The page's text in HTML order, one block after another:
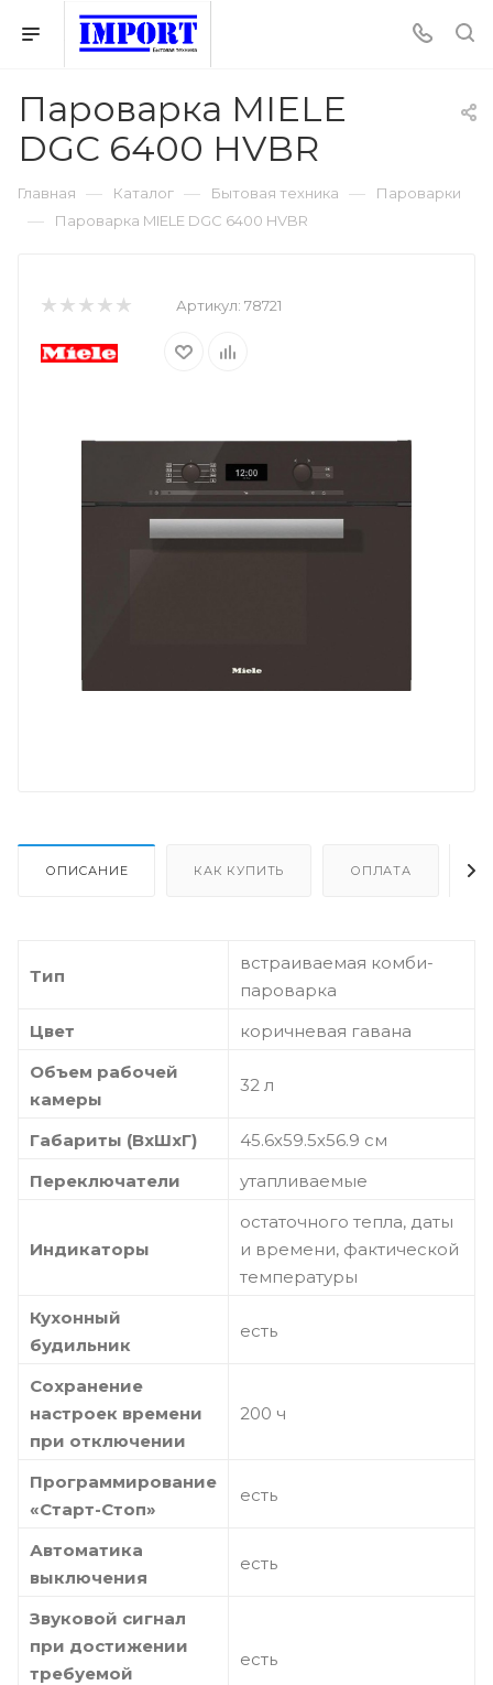
Пароварка MIELE
DGC 6400 HVBR
Главная — Каталог — Бытовая техника — Пароварки
— Пароварка MIELE DGC 6400 HVBR
Артикул: 78721
ОПИСАНИЕ КАК КУПИТЬ ОПЛАТА
Тип
встраиваемая комби-
пароварка
Цвет
коричневая гавана
Объем рабочей
камеры
32 л
Габариты (ВхШхГ)
45.6х59.5х56.9 см
Переключатели
утапливаемые
Индикаторы
остаточного тепла, даты
и времени, фактической
температуры
Кухонный
будильник
есть
Сохранение
настроек времени
при отключении
200 ч
Программирование
«Старт-Стоп»
есть
Автоматика
выключения
есть
Звуковой сигнал
при достижении
требуемой
есть